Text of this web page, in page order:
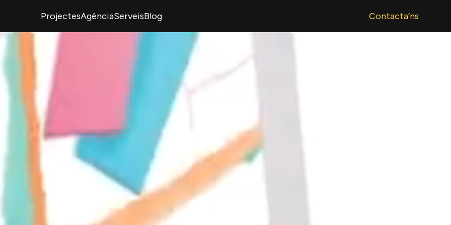
ProjectesAgènciaServeisBlog Contacta’ns